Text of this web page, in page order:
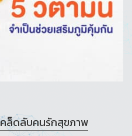
คล็ดลับคนรักสุขภาพ